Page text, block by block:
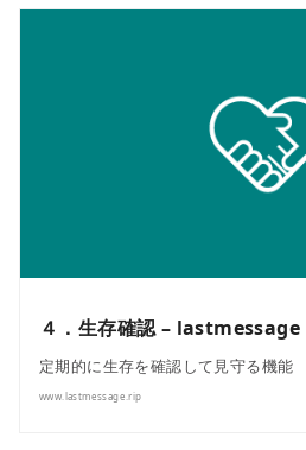
４．生存確認 – lastmessage
定期的に生存を確認して見守る機能
www.lastmessage.rip